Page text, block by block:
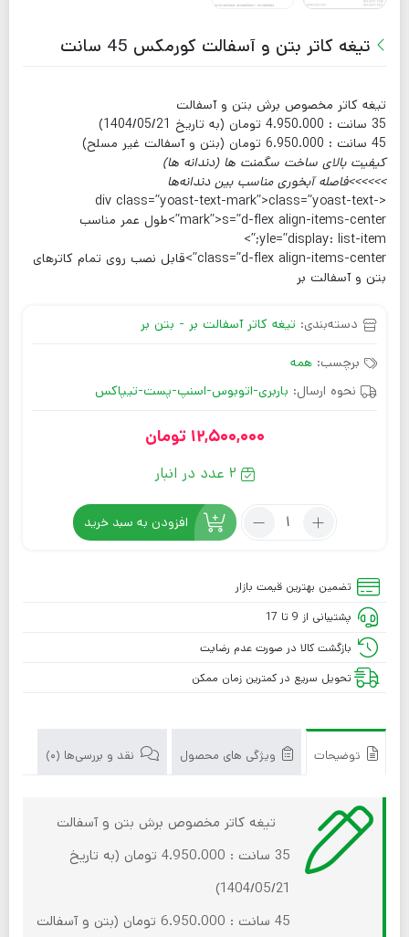
تیغه کاتر بتن و آسفالت کورمکس 45 سانت
تیغه کاتر مخصوص برش بتن و آسفالت
35 سانت : 4.950.000 تومان (به تاریخ 1404/05/21)
45 سانت : 6.950.000 تومان (بتن و آسفالت غیر مسلح)
کیفیت بالای ساخت سگمنت ها (دندانه ها)
>>>>>>فاصله آبخوری مناسب بین دندانه‌ها
<div class=”yoast-text-mark”>class=”yoast-text-
mark”>s=”d-flex align-items-center”>
طول عمر مناسب
yle=”display: list-item;”>
class=”d-flex align-items-center”>
قابل نصب روی تمام کاترهای
بتن و آسفالت بر
دسته‌بندی: تیغه کاتر آسفالت بر - بتن بر
برچسب: همه
نحوه ارسال: باربری-اتوبوس-اسنپ-پست-تیپاکس
12,500,000 تومان
2 عدد در انبار
افزودن به سبد خرید
تضمین بهترین قیمت بازار
پشتیبانی از 9 تا 17
بازگشت کالا در صورت عدم رضایت
تحویل سریع در کمترین زمان ممکن
توضیحات ویژگی های محصول نقد و بررسی‌ها (0)
تیغه کاتر مخصوص برش بتن و آسفالت
35 سانت : 4.950.000 تومان (به تاریخ
1404/05/21)
45 سانت : 6.950.000 تومان (بتن و آسفالت